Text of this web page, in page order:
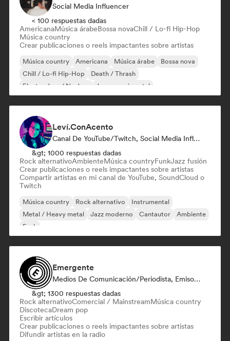
Social Media Influencer
< 100 respuestas dadas
AmericanaMúsica árabeBossa novaChill / Lo-fi Hip-Hop
Música country
Crear publicaciones o reels impactantes sobre artistas
Música country Americana Música árabe
Bossa nova
Chill / Lo-fi Hip-Hop
Death / Thrash
Electro Jazz / Nu Jazz
Jazz experimental
Leví.ConAcento
Canal De YouTube/Twitch, Social Media Influencer
&gt; 1000 respuestas dadas
Rock alternativoAmbienteMúsica countryFunkJazz fusión
Crear publicaciones o reels impactantes sobre artistas
Compartir artistas en mi canal de YouTube, SoundCloud o
Twitch
Música country Rock alternativo
Instrumental
Metal / Heavy metal
Jazz moderno Cantautor
Ambiente
Funk
Emergente
Medios De Comunicación/Periodista, Emisoras De Radio, Social Media Influencer
&gt; 1300 respuestas dadas
Rock alternativoComercial / MainstreamMúsica country
DiscotecaDream pop
Escribir artículos
Crear publicaciones o reels impactantes sobre artistas
Difundir artistas en la radio